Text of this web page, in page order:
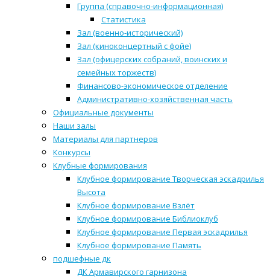
Группа (справочно-информационная)
Статистика
Зал (военно-исторический)
Зал (киноконцертный с фойе)
Зал (офицерских собраний, воинских и
семейных торжеств)
Финансово-экономическое отделение
Административно-хозяйственная часть
Официальные документы
Наши залы
Материалы для партнеров
Конкурсы
Клубные формирования
Клубное формирование Творческая эскадрилья
Высота
Клубное формирование Взлёт
Клубное формирование Библиоклуб
Клубное формирование Первая эскадрилья
Клубное формирование Память
подшефные дк
ДК Армавирского гарнизона